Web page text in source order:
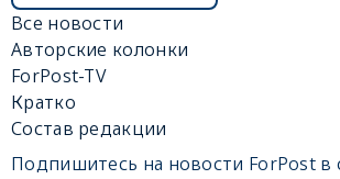
Все новости
Авторские колонки
ForPost-TV
Кратко
Состав редакции
Подпишитесь на новости ForPost в